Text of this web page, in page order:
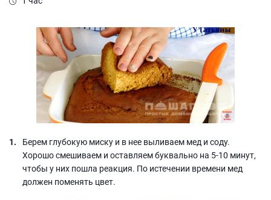
Берем глубокую миску и в нее выливаем мед и соду.
Хорошо смешиваем и оставляем буквально на 5-10 минут,
чтобы у них пошла реакция. По истечении времени мед
должен поменять цвет.